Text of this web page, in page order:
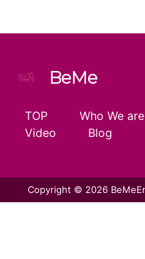
BeMe
TOP Who We are
Video
Blog
Copyright © 2026